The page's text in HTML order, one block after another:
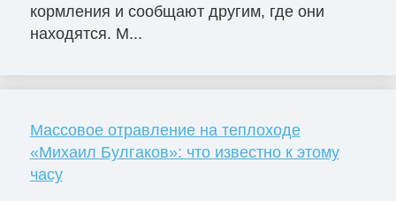
кормления и сообщают другим, где они
находятся. М...
Массовое отравление на теплоходе
«Михаил Булгаков»: что известно к этому
часу